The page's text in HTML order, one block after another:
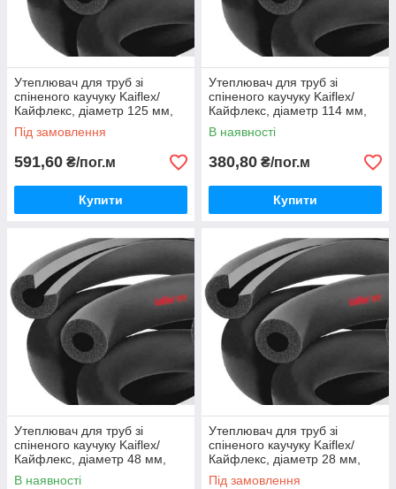
Утеплювач для труб зі
спіненого каучуку Kaiflex/
Кайфлекс, діаметр 125 мм,
товщина 13 мм.
Під замовлення
591,60 ₴/пог.м
Купити
Утеплювач для труб зі
спіненого каучуку Kaiflex/
Кайфлекс, діаметр 114 мм,
товщина 13 мм.
В наявності
380,80 ₴/пог.м
Купити
Утеплювач для труб зі
спіненого каучуку Kaiflex/
Кайфлекс, діаметр 48 мм,
товщина 19 мм.
В наявності
Утеплювач для труб зі
спіненого каучуку Kaiflex/
Кайфлекс, діаметр 28 мм,
товщина 19 мм.
Під замовлення